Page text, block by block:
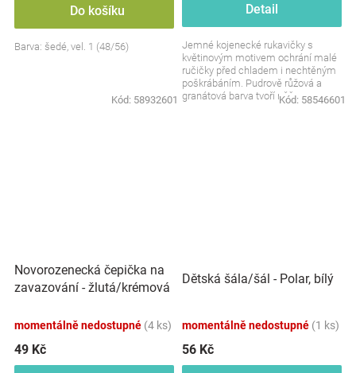
Do košíku
Barva: šedé, vel. 1 (48/56)
Kód: 58932601
Detail
Jemné kojenecké rukavičky s
květinovým motivem ochrání malé
ručičky před chladem i nechtěným
poškrábáním. Pudrově růžová a
granátová barva tvoří něžnou a
Kód: 58546601
Novorozenecká čepička na
zavazování - žlutá/krémová
momentálně nedostupné (4 ks)
49 Kč
Dětská šála/šál - Polar, bílý
momentálně nedostupné (1 ks)
56 Kč